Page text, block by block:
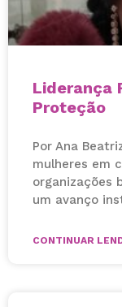
Liderança
Proteção
Por Ana
mulheres em
organizações
um avanço
CONTINUAR